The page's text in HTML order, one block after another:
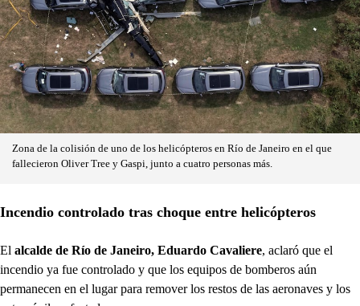
Zona de la colisión de uno de los helicópteros en Río de Janeiro en el que
fallecieron Oliver Tree y Gaspi, junto a cuatro personas más.
Incendio controlado tras choque entre helicópteros
El alcalde de Río de Janeiro, Eduardo Cavaliere, aclaró que el
incendio ya fue controlado y que los equipos de bomberos aún
permanecen en el lugar para remover los restos de las aeronaves y los